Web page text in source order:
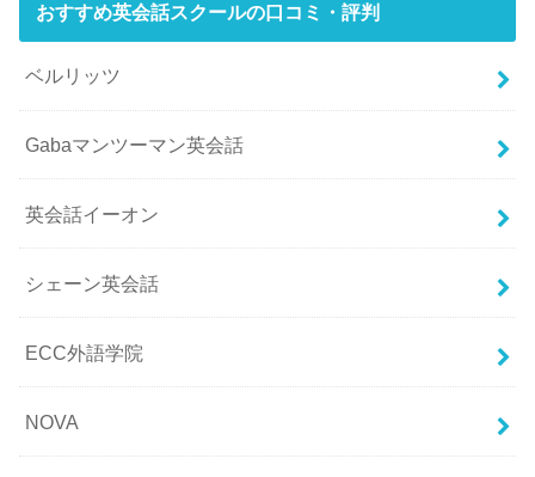
おすすめ英会話スクールの口コミ・評判
ベルリッツ
Gabaマンツーマン英会話
英会話イーオン
シェーン英会話
ECC外語学院
NOVA